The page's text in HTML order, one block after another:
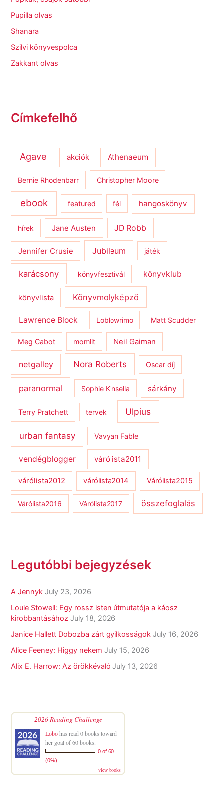
Pupilla olvas
Shanara
Szilvi könyvespolca
Zakkant olvas
Címkefelhő
Agave akciók Athenaeum
Bernie Rhodenbarr Christopher Moore
ebook featured fél hangoskönyv
hírek Jane Austen JD Robb
Jennifer Crusie Jubileum játék
karácsony könyvfesztivál könyvklub
könyvlista Könyvmolyképző
Lawrence Block Loblowrimo Matt Scudder
Meg Cabot momlit Neil Gaiman
netgalley Nora Roberts Oscar díj
paranormal Sophie Kinsella sárkány
Terry Pratchett tervek Ulpius
urban fantasy Vavyan Fable
vendégblogger várólista2011
várólista2012 várólista2014 Várólista2015
Várólista2016 Várólista2017 összefoglalás
Legutóbbi bejegyzések
A Jennyk July 23, 2026
Louie Stowell: Egy ​rossz isten útmutatója a káosz
kirobbantásához July 18, 2026
Janice Hallett Dobozba zárt gyilkosságok July 16, 2026
Alice Feeney: Higgy nekem July 15, 2026
Alix E. Harrow: Az örökkévaló July 13, 2026
2026 Reading Challenge
Lobohas read 0 books toward
her goal of 60 books.
0 of 60
(0%)
view books